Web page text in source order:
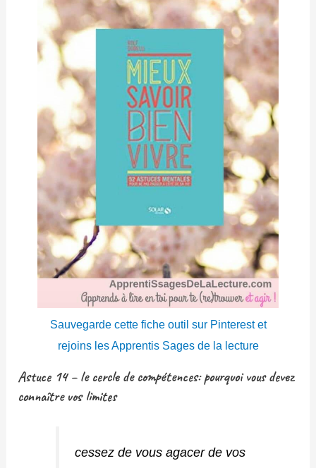
Sauvegarde cette fiche outil sur Pinterest et
rejoins les Apprentis Sages de la lecture
Astuce 14 – le cercle de compétences: pourquoi vous devez
connaître vos limites
cessez de vous agacer de vos